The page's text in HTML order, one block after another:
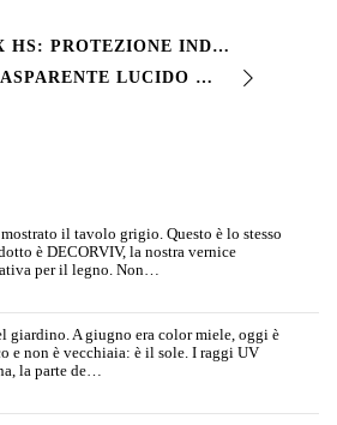
ALTOPOX HS: PROTEZIONE INDUSTRIALE DI ALTA QUALITÀ Cerchi una soluzione affidabile per proteggere le superfici industriali? ALTOPOX HS di Vivcolor è la rispo…
VIVPUR TRASPARENTE LUCIDO 2K La nostra finitura poliuretanica bicomponente premium che offre risultati professionali straordinari! 𝗣𝗘𝗥𝗖𝗛É 𝗦𝗖𝗘𝗚𝗟𝗜𝗘𝗥𝗟𝗢: La s…
il tavolo grigio. Questo è lo stesso
è DECORVIV, la nostra vernice
per il legno. Non…
giardino. A giugno era color miele, oggi è
e non è vecchiaia: è il sole. I raggi UV
la parte de…